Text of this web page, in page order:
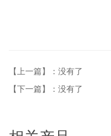
【上一篇】：没有了
【下一篇】：没有了